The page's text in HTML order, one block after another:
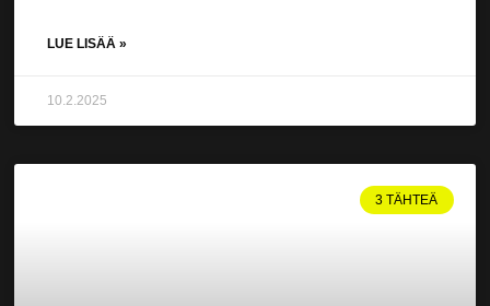
LUE LISÄÄ »
10.2.2025
3 TÄHTEÄ